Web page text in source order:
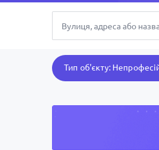
Тип об'єкту: